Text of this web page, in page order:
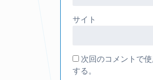
サイト
次回のコメントで
する。